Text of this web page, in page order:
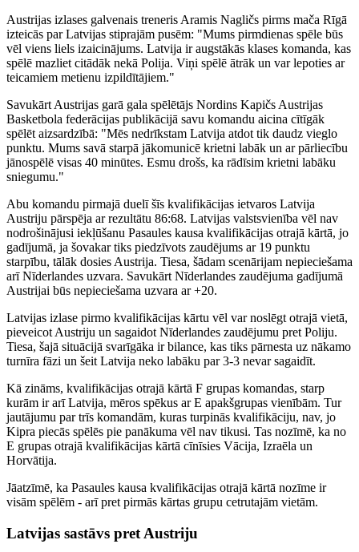
Austrijas izlases galvenais treneris Aramis Nagličs pirms mača Rīgā
izteicās par Latvijas stiprajām pusēm: "Mums pirmdienas spēle būs
vēl viens liels izaicinājums. Latvija ir augstākās klases komanda, kas
spēlē mazliet citādāk nekā Polija. Viņi spēlē ātrāk un var lepoties ar
teicamiem metienu izpildītājiem."
Savukārt Austrijas garā gala spēlētājs Nordins Kapičs Austrijas
Basketbola federācijas publikācijā savu komandu aicina cītīgāk
spēlēt aizsardzībā: "Mēs nedrīkstam Latvija atdot tik daudz vieglo
punktu. Mums savā starpā jākomunicē krietni labāk un ar pārliecību
jānospēlē visas 40 minūtes. Esmu drošs, ka rādīsim krietni labāku
sniegumu."
Abu komandu pirmajā duelī šīs kvalifikācijas ietvaros Latvija
Austriju pārspēja ar rezultātu 86:68. Latvijas valstsvienība vēl nav
nodrošinājusi iekļūšanu Pasaules kausa kvalifikācijas otrajā kārtā, jo
gadījumā, ja šovakar tiks piedzīvots zaudējums ar 19 punktu
starpību, tālāk dosies Austrija. Tiesa, šādam scenārijam nepieciešama
arī Nīderlandes uzvara. Savukārt Nīderlandes zaudējuma gadījumā
Austrijai būs nepieciešama uzvara ar +20.
Latvijas izlase pirmo kvalifikācijas kārtu vēl var noslēgt otrajā vietā,
pieveicot Austriju un sagaidot Nīderlandes zaudējumu pret Poliju.
Tiesa, šajā situācijā svarīgāka ir bilance, kas tiks pārnesta uz nākamo
turnīra fāzi un šeit Latvija neko labāku par 3-3 nevar sagaidīt.
Kā zināms, kvalifikācijas otrajā kārtā F grupas komandas, starp
kurām ir arī Latvija, mēros spēkus ar E apakšgrupas vienībām. Tur
jautājumu par trīs komandām, kuras turpinās kvalifikāciju, nav, jo
Kipra piecās spēlēs pie panākuma vēl nav tikusi. Tas nozīmē, ka no
E grupas otrajā kvalifikācijas kārtā cīnīsies Vācija, Izraēla un
Horvātija.
Jāatzīmē, ka Pasaules kausa kvalifikācijas otrajā kārtā nozīme ir
visām spēlēm - arī pret pirmās kārtas grupu cetrutajām vietām.
Latvijas sastāvs pret Austriju